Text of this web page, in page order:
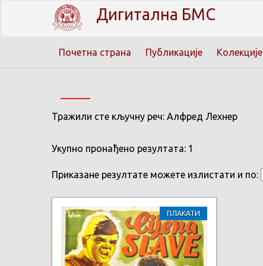
Дигитална БМС
Почетна страна Публикације Колекције
Тражили сте кључну реч: Алфред Лехнер
Укупно пронађено резултата: 1
Приказане резултате можете излистати и по:
ПЛАКАТИ